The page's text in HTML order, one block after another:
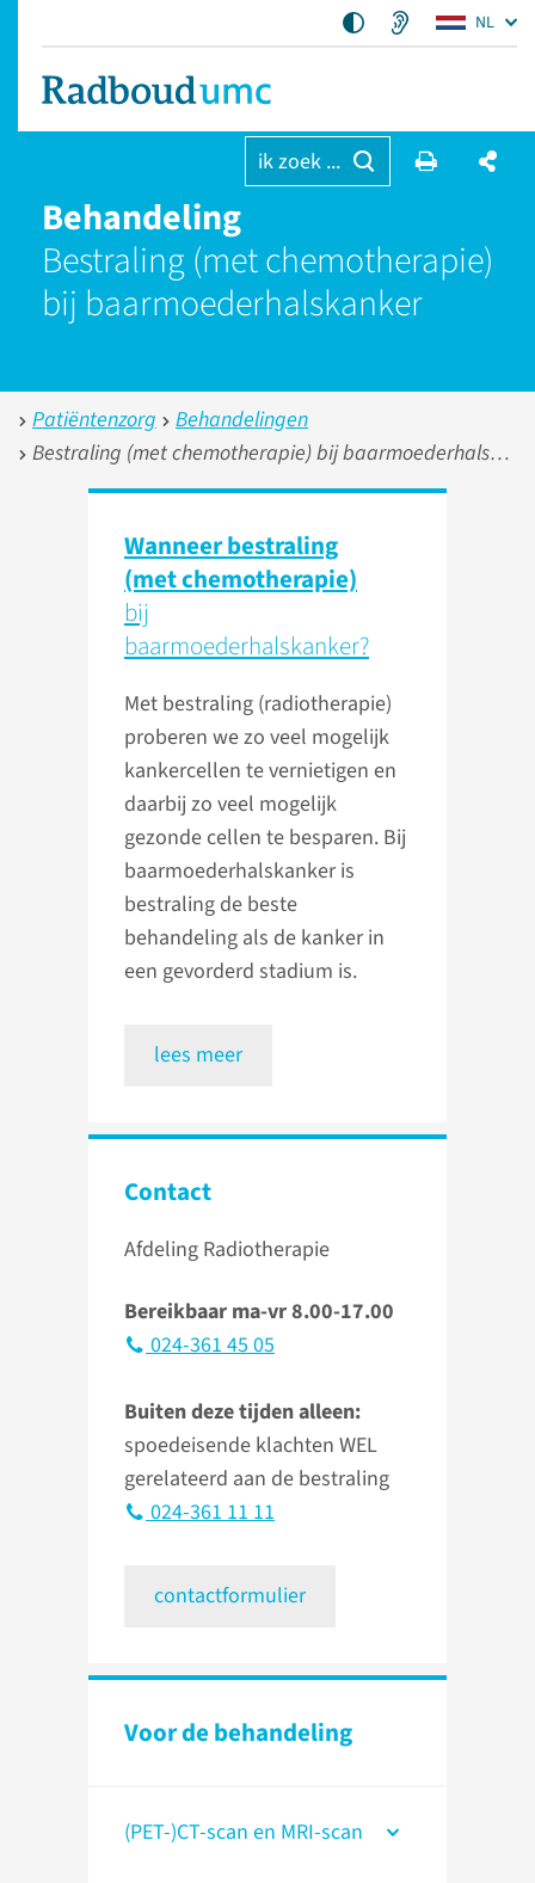
NL
ik zoek ...
Behandeling
Bestraling (met chemotherapie)
bij baarmoeder­halskanker
Patiëntenzorg
Behandelingen
Bestraling (met chemotherapie) bij baarmoederhalskanker
Wanneer bestraling
(met chemotherapie)
bij
baarmoederhalskanker?
Met bestraling (radiotherapie)
proberen we zo veel mogelijk
kankercellen te vernietigen en
daarbij zo veel mogelijk
gezonde cellen te besparen. Bij
baarmoederhalskanker is
bestraling de beste
behandeling als de kanker in
een gevorderd stadium is.
lees meer
Contact
Afdeling Radiotherapie
Bereikbaar ma-vr 8.00-17.00
024-361 45 05
Buiten deze tijden alleen:
spoedeisende klachten WEL
gerelateerd aan de bestraling
024-361 11 11
contactformulier
Voor de behandeling
(PET-)CT-scan en MRI-scan